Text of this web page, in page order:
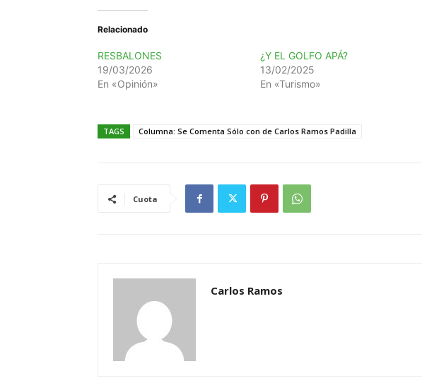
Relacionado
RESBALONES
19/03/2026
En «Opinión»
¿Y EL GOLFO APÁ?
13/02/2025
En «Turismo»
TAGS Columna: Se Comenta Sólo con de Carlos Ramos Padilla
Cuota
Carlos Ramos